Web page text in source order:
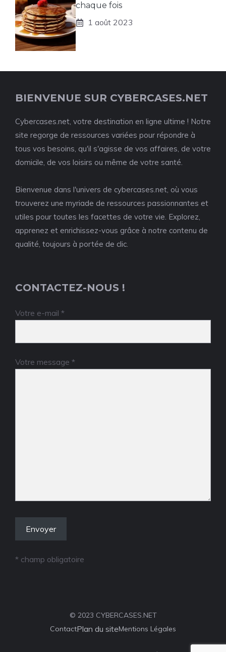
chaque fois
1 août 2023
BIENVENUE SUR CYBERCASES.NET
Cybercases.net, votre destination en ligne ultime ! Notre
site regorge de ressources variées pour répondre à
tous vos besoins, qu'il s'agisse de vos affaires, de votre
domicile, de vos loisirs ou même de votre santé.
Bienvenue dans l'univers de cybercases.net, où vous
trouverez une myriade de ressources passionnantes et
utiles pour toutes les facettes de votre vie. Explorez,
apprenez et enrichissez-vous grâce à notre contenu de
qualité, toujours à portée de clic.
CONTACTEZ-NOUS !
Votre e-mail *
Votre message *
* champ obligatoire
© 2023 CYBERCASES.NET
ContactPlan du siteMentions Légales